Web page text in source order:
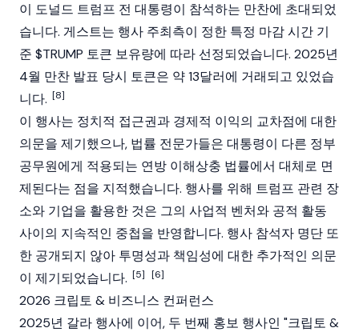
이 도널드 트럼프 전 대통령이 참석하는 만찬에 초대되었
습니다. 게스트는 행사 주최측이 정한 특정 마감 시간 기
준 $TRUMP 토큰 보유량에 따라 선정되었습니다. 2025년
4월 만찬 발표 당시 토큰은 약 13달러에 거래되고 있었습
니다. [8]
이 행사는 정치적 접근권과 경제적 이익의 교차점에 대한
의문을 제기했으나, 법률 전문가들은 대통령이 다른 정부
공무원에게 적용되는 연방 이해상충 법률에서 대체로 면
제된다는 점을 지적했습니다. 행사를 위해 트럼프 관련 장
소와 기업을 활용한 것은 그의 사업적 벤처와 공적 활동
사이의 지속적인 중첩을 반영합니다. 행사 참석자 명단 또
한 공개되지 않아 투명성과 책임성에 대한 추가적인 의문
이 제기되었습니다. [5] [6]
2026 크립토 & 비즈니스 컨퍼런스
2025년 갈라 행사에 이어, 두 번째 홍보 행사인 "크립토 &